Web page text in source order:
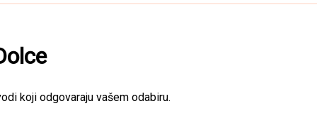
koji odgovaraju vašem odabiru.